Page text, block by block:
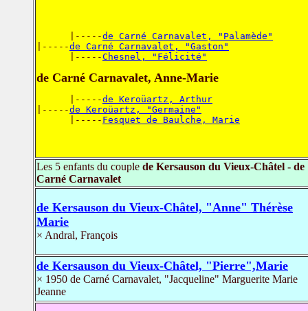
      |-----
de Carné Carnavalet, "Palamède"
|-----de Carné Carnavalet, "Gaston"
      |-----
Chesnel, "Félicité"
de Carné Carnavalet, Anne-Marie
      |-----
de Keroüartz, Arthur
|-----de Keroüartz, "Germaine"
      |-----
Fesquet de Baulche, Marie
Les 5 enfants du couple de Kersauson du Vieux-Châtel - de
Carné Carnavalet
de Kersauson du Vieux-Châtel, "Anne" Thérèse
Marie
× Andral, François
de Kersauson du Vieux-Châtel, "Pierre",Marie
× 1950 de Carné Carnavalet, "Jacqueline" Marguerite Marie
Jeanne